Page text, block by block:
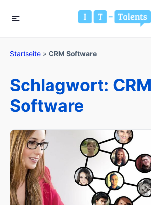
Startseite » CRM Software
Schlagwort: CRM
Software